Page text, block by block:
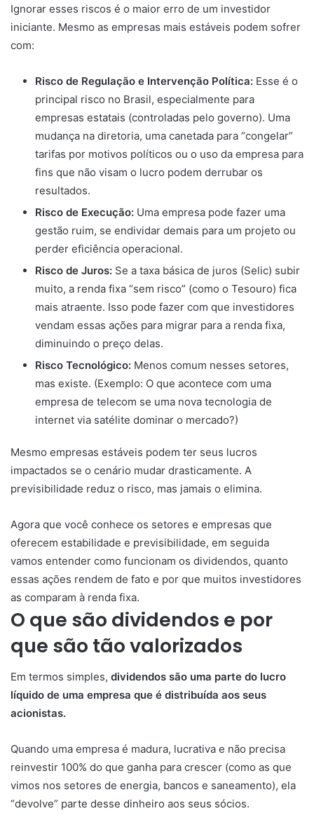
Ignorar esses riscos é o maior erro de um investidor
iniciante. Mesmo as empresas mais estáveis podem sofrer
com:
Risco de Regulação e Intervenção Política: Esse é o
principal risco no Brasil, especialmente para
empresas estatais (controladas pelo governo). Uma
mudança na diretoria, uma canetada para “congelar”
tarifas por motivos políticos ou o uso da empresa para
fins que não visam o lucro podem derrubar os
resultados.
Risco de Execução: Uma empresa pode fazer uma
gestão ruim, se endividar demais para um projeto ou
perder eficiência operacional.
Risco de Juros: Se a taxa básica de juros (Selic) subir
muito, a renda fixa “sem risco” (como o Tesouro) fica
mais atraente. Isso pode fazer com que investidores
vendam essas ações para migrar para a renda fixa,
diminuindo o preço delas.
Risco Tecnológico: Menos comum nesses setores,
mas existe. (Exemplo: O que acontece com uma
empresa de telecom se uma nova tecnologia de
internet via satélite dominar o mercado?)
Mesmo empresas estáveis podem ter seus lucros
impactados se o cenário mudar drasticamente. A
previsibilidade reduz o risco, mas jamais o elimina.
Agora que você conhece os setores e empresas que
oferecem estabilidade e previsibilidade, em seguida
vamos entender como funcionam os dividendos, quanto
essas ações rendem de fato e por que muitos investidores
as comparam à renda fixa.
O que são dividendos e por
que são tão valorizados
Em termos simples, dividendos são uma parte do lucro
líquido de uma empresa que é distribuída aos seus
acionistas.
Quando uma empresa é madura, lucrativa e não precisa
reinvestir 100% do que ganha para crescer (como as que
vimos nos setores de energia, bancos e saneamento), ela
“devolve” parte desse dinheiro aos seus sócios.